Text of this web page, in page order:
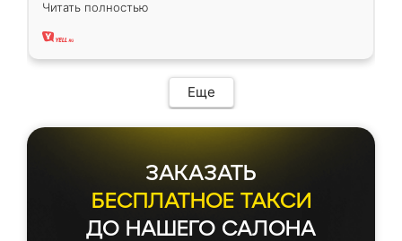
два года, нареканий нет.
Читать полностью
Еще
ЗАКАЗАТЬ
БЕСПЛАТНОЕ ТАКСИ
ДО НАШЕГО САЛОНА